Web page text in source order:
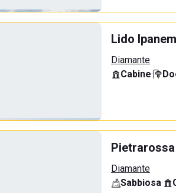
Lido
Diamante
Cabine·
Diamante
Sabbiosa·